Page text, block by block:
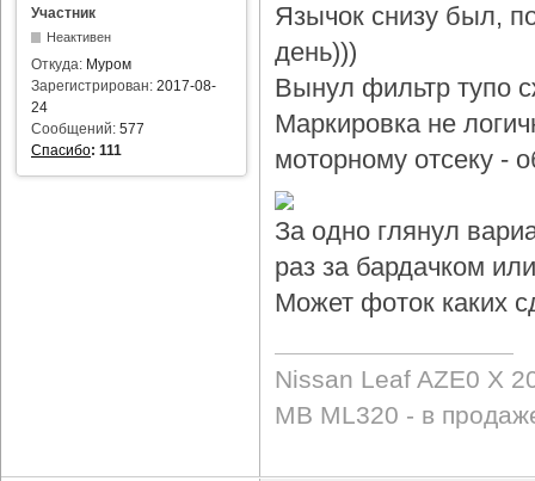
Участник
Неактивен
Откуда: Муром
Зарегистрирован: 2017-08-
24
Сообщений: 577
Спасибо: 111
Язычок снизу был,
день)))
Вынул фильтр тупо
Маркировка не
моторному отсеку -
За одно глянул
раз за бардачком
Может фоток каких
Nissan Leaf AZE0 X
MB ML320 - в